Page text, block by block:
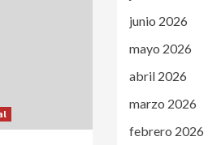
junio 2026
mayo 2026
abril 2026
marzo 2026
febrero 2026